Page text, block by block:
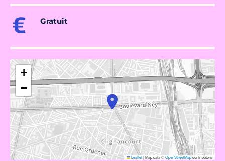
Gratuit
+
−
Leaflet|Map data ©OpenStreetMapcontributors